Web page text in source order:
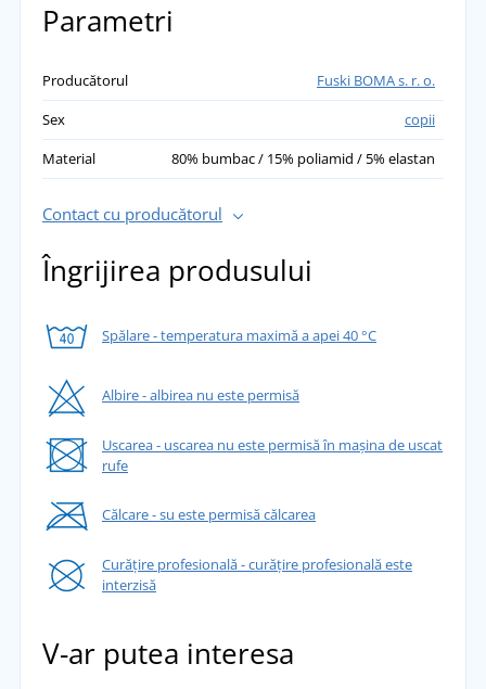
Parametri
Producătorul
Fuski BOMA s. r. o.
Sex
copii
Material
80% bumbac / 15% poliamid / 5% elastan
Contact cu producătorul
Îngrijirea produsului
Spălare - temperatura maximă a apei 40 °C
Albire - albirea nu este permisă
Uscarea - uscarea nu este permisă în mașina de uscat
rufe
Călcare - su este permisă călcarea
Curățire profesională - curățire profesională este
interzisă
V-ar putea interesa